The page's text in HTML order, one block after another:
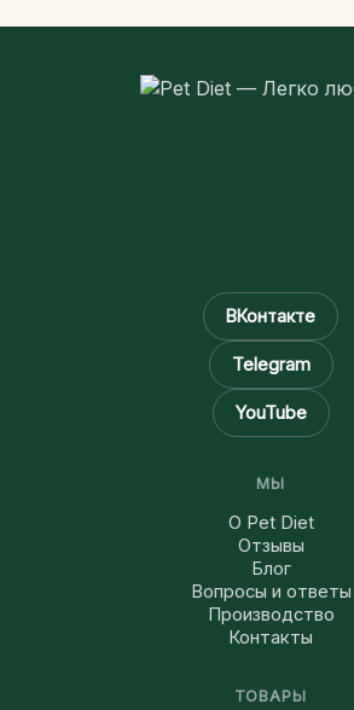
ВКонтакте
Telegram
YouTube
МЫ
О Pet Diet
Отзывы
Блог
Вопросы и ответы
Производство
Контакты
ТОВАРЫ